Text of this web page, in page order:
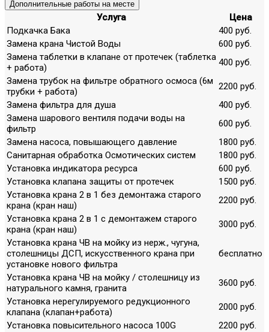
Дополнительные работы на месте
Услуга
Цена
Подкачка Бака
400 руб.
Замена крана Чистой Воды
600 руб.
Замена таблетки в клапане от протечек (таблетка
+ работа)
400 руб.
Замена трубок на фильтре обратного осмоса (6м
трубки + работа)
2200 руб.
Замена фильтра для душа
400 руб.
Замена шарового вентиля подачи воды на
фильтр
600 руб.
Замена насоса, повышающего давление
1800 руб.
Санитарная обработка Осмотических систем
1800 руб.
Установка индикатора ресурса
600 руб.
Установка клапана защиты от протечек
1500 руб.
Установка крана 2 в 1 без демонтажа старого
крана (кран наш)
2200 руб.
Установка крана 2 в 1 с демонтажем старого
крана (кран наш)
3000 руб.
Установка крана ЧВ на мойку из нерж., чугуна,
столешницы ДСП, искусственного крана при
установке нового фильтра
бесплатно
Установка крана ЧВ на мойку / столешницу из
натурального камня, гранита
3600 руб.
Установка нерегулируемого редукционного
клапана (клапан+работа)
2000 руб.
Установка повысительного насоса 100G
2200 руб.